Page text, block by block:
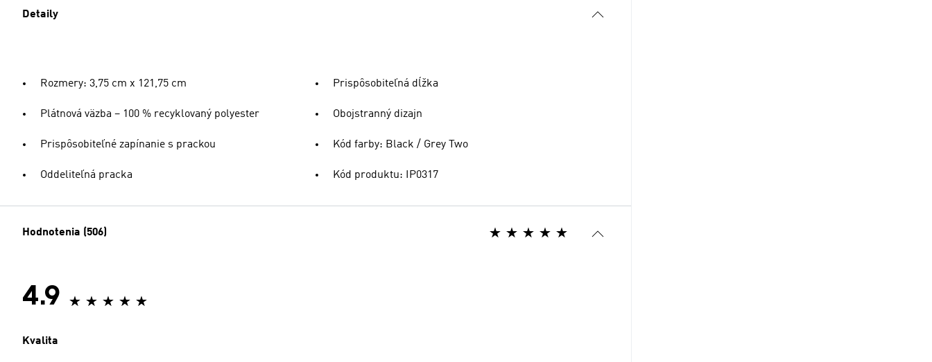
Detaily
Rozmery: 3,75 cm x 121,75 cm
Plátnová väzba – 100 % recyklovaný polyester
Prispôsobiteľné zapínanie s prackou
Oddeliteľná pracka
Prispôsobiteľná dĺžka
Obojstranný dizajn
Kód farby: Black / Grey Two
Kód produktu: IP0317
Hodnotenia (506)
4.9
Kvalita